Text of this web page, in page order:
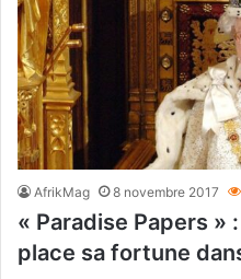
AfrikMag 8 novembre 2017
« Paradise Papers »
place sa fortune